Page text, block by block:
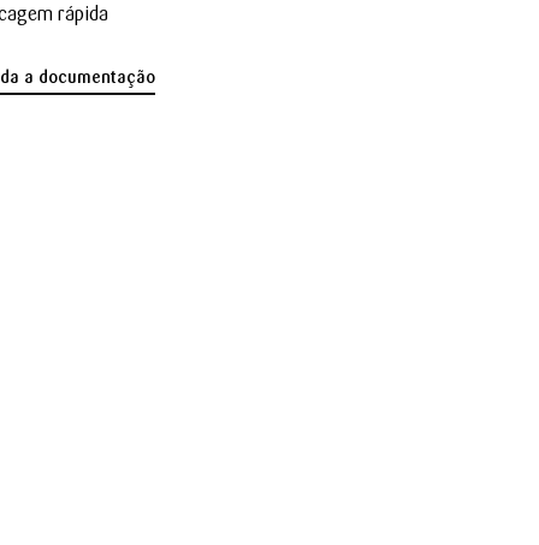
rápida
a documentação